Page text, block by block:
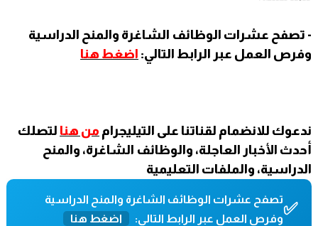
- تصفح عشرات الوظائف الشاغرة والمنح الدراسية
وفرص العمل عبر الرابط التالي: اضغط هنا
ندعوك للانضمام لقناتنا على التيليجرام من هنا لتصلك
أحدث الأخبار العاجلة، والوظائف الشاغرة، والمنح
الدراسية، والملفات التعليمية
✅تصفح عشرات الوظائف الشاغرة والمنح الدراسية
وفرص العمل عبر الرابط التالي:
اضغط هنا